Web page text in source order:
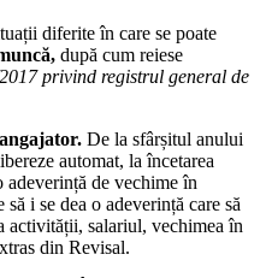
diferite în care se poate
după cum reiese
privind registrul general de
De la sfârșitul anului
automat, la încetarea
de vechime în
i se dea o adeverință care să
activității, salariul, vechimea în
din Revisal.